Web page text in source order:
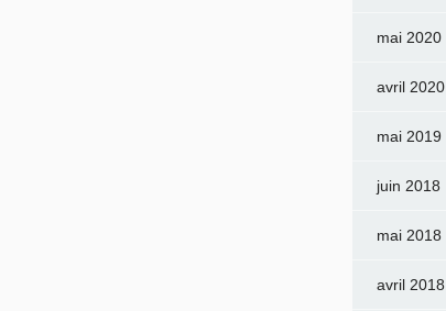
mai 2020
avril 2020
mai 2019
juin 2018
mai 2018
avril 2018